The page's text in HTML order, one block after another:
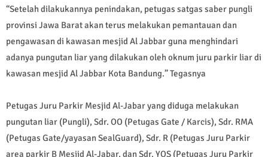
“Setelah dilakukannya penindakan, petugas satgas saber pungli
provinsi Jawa Barat akan terus melakukan pemantauan dan
pengawasan di kawasan mesjid Al Jabbar guna menghindari
adanya pungutan liar yang dilakukan oleh oknum juru parkir liar di
kawasan mesjid Al Jabbar Kota Bandung.” Tegasnya
Petugas Juru Parkir Mesjid Al-Jabar yang diduga melakukan
pungutan liar (Pungli), Sdr. OO (Petugas Gate / Karcis), Sdr. RMA
(Petugas Gate/yayasan SealGuard), Sdr. R (Petugas Juru Parkir
area parkir B Mesjid Al-Jabar, dan Sdr. YOS (Petugas Juru Parkir